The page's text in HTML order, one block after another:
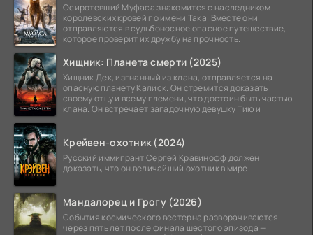
Осиротевший Муфаса знакомится с наследником
королевских кровей по имени Така. Вместе они
отправляются в судьбоносное опасное путешествие,
которое проверит их дружбу на прочность.
Хищник: Планета смерти (2025)
Хищник Дек, изгнанный из клана, отправляется на
опасную планету Калиск. Он стремится доказать
своему отцу и всему племени, что достоин быть частью
клана. Он встречает загадочную девушку Тию и
Крейвен-охотник (2024)
Русский иммигрант Сергей Кравинофф должен
доказать, что он величайший охотник в мире.
Мандалорец и Грогу (2026)
События космического вестерна разворачиваются
через пять лет после финала шестого эпизода —